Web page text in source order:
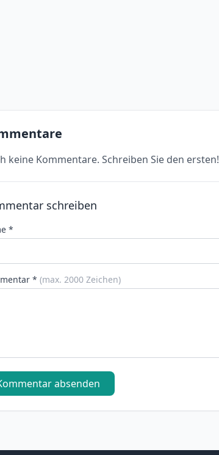
keine Kommentare. Schreiben Sie den ersten!
schreiben
*
* (max. 2000 Zeichen)
absenden